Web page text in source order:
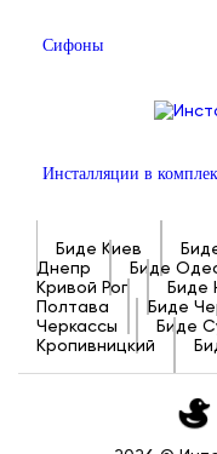
Сифоны
Инсталляции в
Биде Киев
Днепр
Биде
Кривой Рог
Биде
Полтава
Биде
Черкассы
Биде
Кропивницкий